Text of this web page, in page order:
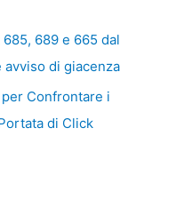
689 e 665 dal
avviso di giacenza
Confrontare i
di Click